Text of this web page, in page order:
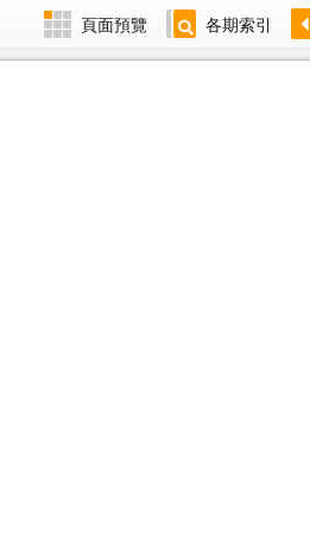
頁面預覽 各期索引